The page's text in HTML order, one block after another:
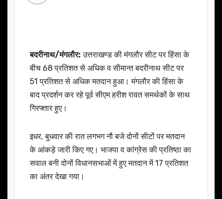
बदरीनाथ/मंगलौर: उत्तराखण्ड की मंगलौर सीट पर हिंसा के
बीच 68 प्रतिशत से अधिक व सीमान्त बदरीनाथ सीट पर
51 प्रतिशत से अधिक मतदान हुआ। मंगलौर की हिंसा के
बाद प्रदर्शन कर रहे पूर्व सीएम हरीश रावत समर्थकों के साथ
गिरफ्तार हुए।
इधर, बुधवार की रात लगभग नौ बजे दोनों सीटों पर मतदान
के आंकड़े जारी किए गए। भाजपा व कांग्रेस की प्रतिष्ठा का
सवाल बनी दोनों विधानसभाओं में हुए मतदान में 17 प्रतिशत
का अंतर देखा गया।